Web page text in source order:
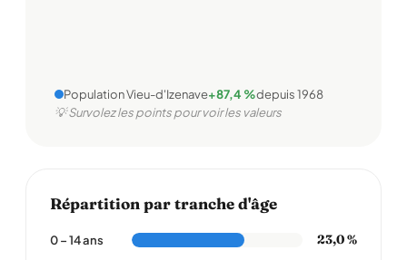
Population Vieu-d'Izenave+87,4 %depuis 1968
💡 Survolez les points pour voir les valeurs
Répartition par tranche d'âge
0 – 14 ans 23,0 %